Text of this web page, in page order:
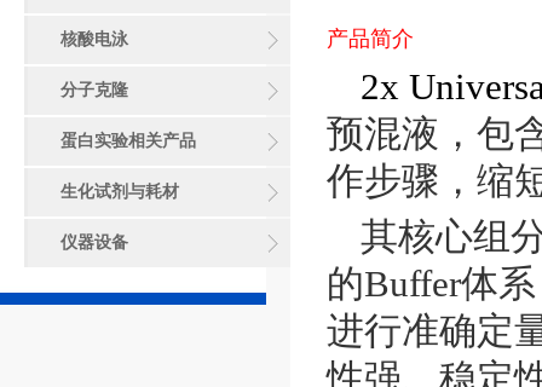
核酸电泳
分子克隆
蛋白实验相关产品
生化试剂与耗材
仪器设备
产品简介
2x
预混液，包
作步骤，缩
其核心组
的Buffer体
进行准确定
性强、稳定